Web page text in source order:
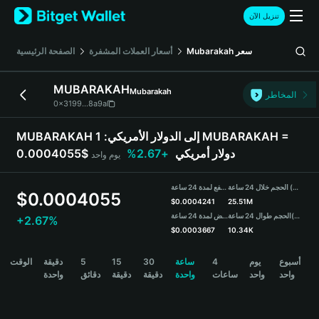
English
日本語
Русский
Español (Latinoamérica)
Türkçe
Deutsch
简体中文
Português (Portugal)
Bahasa Indonesia
বাংলা
تنزيل الآن
الصفحة الرئيسية أسعار العملات المشفرة Mubarakah سعر
MUBARAKAHMubarakah
0x3199...8a9a
المخاطر
MUBARAKAH إلى الدولار الأمريكي: 1 MUBARAKAH =
0.0004055$ دولار أمريكي +2.67% يوم واحد
$0.0004055
+2.67%
مرتفع لمدة 24 ساعة
$0.0004241
منخفض لمدة 24 ساعة
$0.0003667
الحجم خلال 24 ساعة (MUBARAKAH)
25.51M
الحجم طوال 24 ساعة(USDT)
10.34K
الوقت
دقيقة
واحدة
5
دقائق
15
دقيقة
30
دقيقة
ساعة
واحدة
4
ساعات
يوم
واحد
أسبوع
واحد